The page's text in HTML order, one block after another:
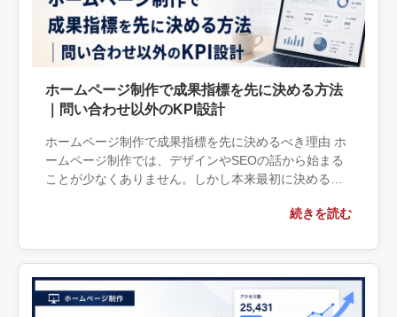
ホームページ制作で成果指標を先に決める方法
｜問い合わせ以外のKPI設計
ホームページ制作で成果指標を先に決めるべき理由 ホ
ームページ制作では、デザインやSEOの話から始まる
ことが少なくありません。しかし本来最初に決めるべ
続きを読む